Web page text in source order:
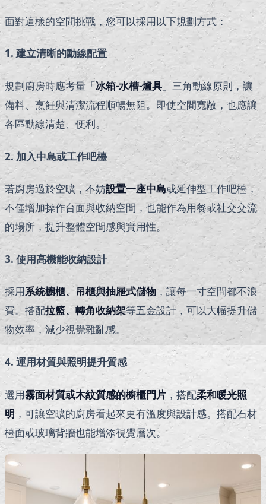
面對這樣的空間挑戰，您可以採用以下規劃方式：
1. 建立清晰的動線配置
規劃廚房時應考量「冰箱-水槽-爐具 」三角動線原則，讓
備料、烹飪與清潔流程順暢無阻。即使空間寬敞，也應讓
各區動線清楚、便利。
2. 加入中島或工作吧檯
若廚房過於空曠，不妨設置一座中島或延伸型工作吧檯，
不僅增加操作台面與收納空間，也能作為用餐或社交交流
的場所，提升整體空間感與實用性。
3. 使用高機能收納設計
採用系統櫥櫃、吊櫃與抽屜式儲物 ，讓每一寸空間都不浪
費。搭配拉籃、轉角收納架等五金設計，可以大幅提升儲
物效率，減少視覺雜亂感。
4. 運用材質與照明提升質感
選用霧面材質或木紋質感的櫥櫃門片 ，搭配柔和暖光照
明 ，可讓空曠的廚房看起來更有溫度與設計感。搭配石材
檯面或玻璃背牆也能增添視覺層次。